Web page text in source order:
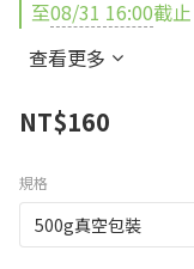
至08/31 16:00截止
查看更多
NT$160
規格